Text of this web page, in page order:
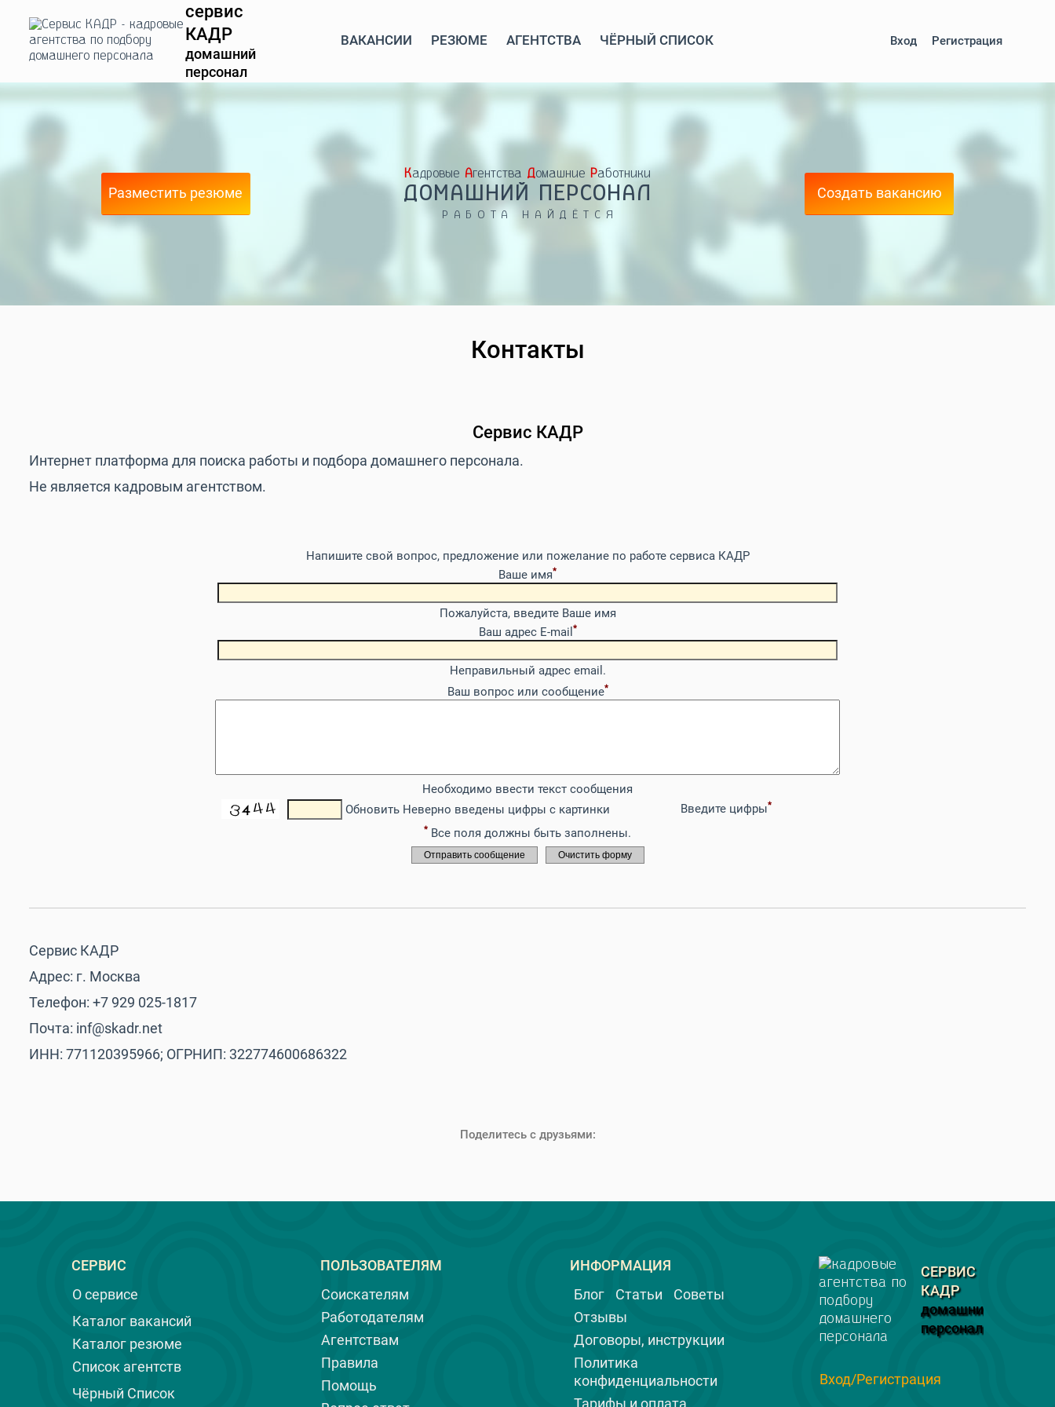
сервис
КАДР
домашний
персонал
ВАКАНСИИ РЕЗЮМЕ АГЕНТСТВА ЧЁРНЫЙ СПИСОК Вход Регистрация
Разместить резюме
Кадровые Агентства Домашние Работники
ДОМАШНИЙ ПЕРСОНАЛ
РАБОТА НАЙДЁТСЯ
Создать вакансию
Контакты
Сервис КАДР
Интернет платформа для поиска работы и подбора домашнего персонала.
Не является кадровым агентством.
Напишите свой вопрос, предложение или пожелание по работе сервиса КАДР
Ваше имя*
Пожалуйста, введите Ваше имя
Ваш адрес E-mail *
Неправильный адрес email.
Повтор email 2
Ваш вопрос или сообщение*
Необходимо ввести текст сообщения
Введите цифры*
Обновить Неверно введены цифры с картинки
* Все поля должны быть заполнены.
Отправить сообщение Очистить форму
Сервис КАДР
Адрес: г. Москва
Телефон: +7 929 025-1817
Почта: inf@skadr.net
ИНН: 771120395966; ОГРНИП: 322774600686322
Поделитесь с друзьями:
СЕРВИС
О сервисе
Каталог вакансий
Каталог резюме
Список агентств
Чёрный Список
ПОЛЬЗОВАТЕЛЯМ
Соискателям
Работодателям
Агентствам
Правила
Помощь
ИНФОРМАЦИЯ
Блог
Статьи
Советы
Отзывы
Договоры, инструкции
Политика
конфиденциальности
Тарифы и оплата
СЕРВИС
КАДР
домашний
персонал
Вход/Регистрация